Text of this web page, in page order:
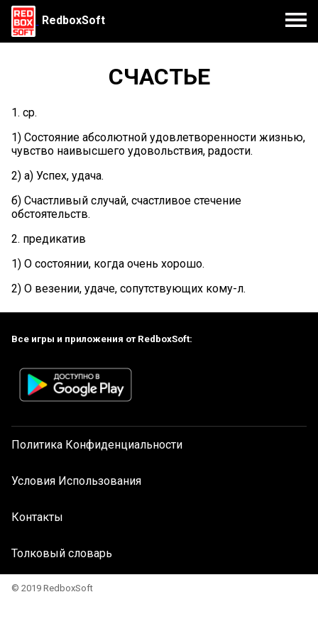
RedboxSoft
СЧАСТЬЕ
1. ср.
1) Состояние абсолютной удовлетворенности жизнью,
чувство наивысшего удовольствия, радости.
2) а) Успех, удача.
б) Счастливый случай, счастливое стечение
обстоятельств.
2. предикатив
1) О состоянии, когда очень хорошо.
2) О везении, удаче, сопутствующих кому-л.
Все игры и приложения от RedboxSoft:
Политика Конфиденциальности
Условия Использования
Контакты
Толковый словарь
© 2019 RedboxSoft